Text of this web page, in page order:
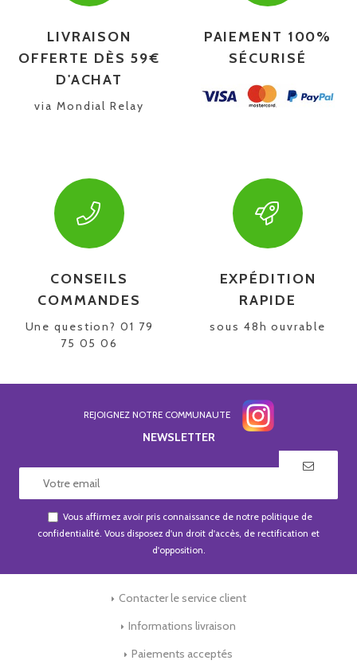
LIVRAISON
OFFERTE DÈS 59€
D'ACHAT
via Mondial Relay
PAIEMENT 100%
SÉCURISÉ
CONSEILS
COMMANDES
Une question? 01 79
75 05 06
EXPÉDITION
RAPIDE
sous 48h ouvrable
REJOIGNEZ NOTRE COMMUNAUTE
NEWSLETTER
Vous affirmez avoir pris connaissance de notre politique de
confidentialité . Vous disposez d'un droit d'accès, de rectification et
d'opposition.
Contacter le service client
Informations livraison
Paiements acceptés